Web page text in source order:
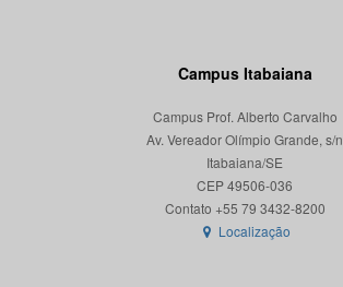
Campus Itabaiana
Campus Prof. Alberto Carvalho
Av. Vereador Olímpio Grande, s/n
Itabaiana/SE
CEP 49506-036
Localização